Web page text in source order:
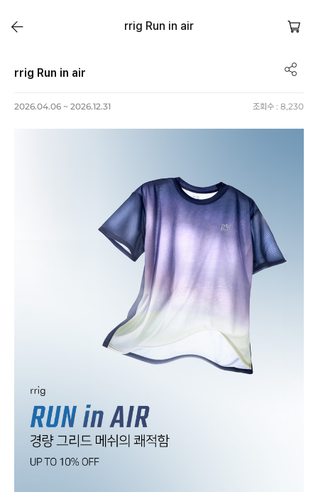
rrig Run in air
rrig Run in air
2026.04.06 ~ 2026.12.31 조회수 : 8,230